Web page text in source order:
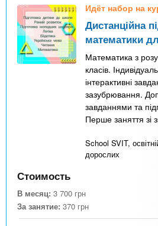
Идёт набор на
Дистанційна
математики
Математика з
класів.
інтерактивні
зазубрювання.
завданнями та
Перше заняття зі
School SVIT,
дорослих
Стоимость
В месяц: 3 700 грн
За занятие: 370 грн